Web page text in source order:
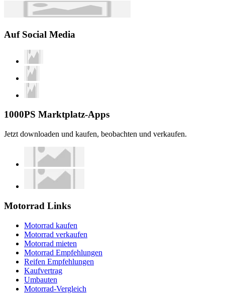
Auf Social Media
1000PS Marktplatz-Apps
Jetzt downloaden und kaufen, beobachten und verkaufen.
Motorrad Links
Motorrad kaufen
Motorrad verkaufen
Motorrad mieten
Motorrad Empfehlungen
Reifen Empfehlungen
Kaufvertrag
Umbauten
Motorrad-Vergleich